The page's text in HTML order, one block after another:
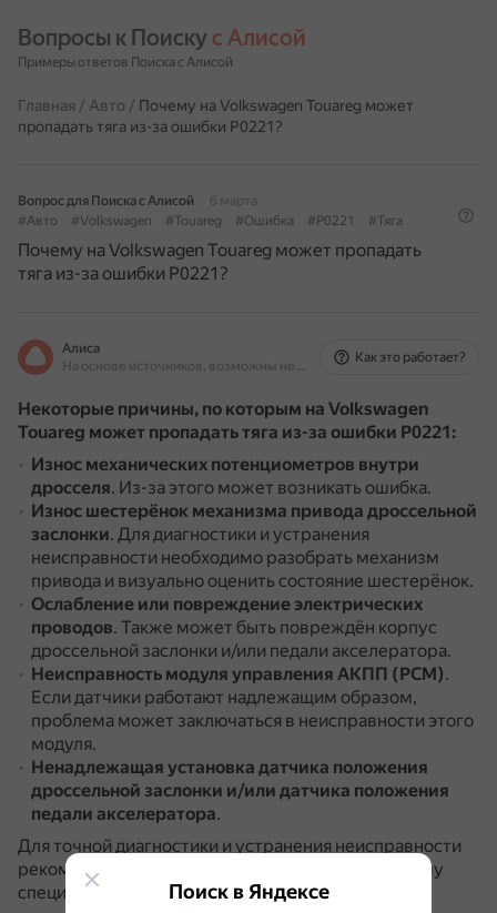
Вопросы к Поиску с Алисой
Примеры ответов Поиска с Алисой
Главная / Авто / Почему на Volkswagen Touareg может
пропадать тяга из-за ошибки Р0221?
Вопрос для Поиска с Алисой
6 марта
#Авто
#Volkswagen #Touareg #Ошибка #Р0221 #Тяга
Почему на Volkswagen Touareg может пропадать
тяга из-за ошибки Р0221?
Алиса
На основе источников, возможны неточности
Как это работает?
Некоторые причины, по которым на Volkswagen
Touareg может пропадать тяга из-за ошибки P0221:
Износ механических потенциометров внутри
дросселя. Из-за этого может возникать ошибка.
Износ шестерёнок механизма привода дроссельной
заслонки. Для диагностики и устранения
неисправности необходимо разобрать механизм
привода и визуально оценить состояние шестерёнок.
Ослабление или повреждение электрических
проводов. Также может быть повреждён корпус
дроссельной заслонки и/или педали акселератора.
Неисправность модуля управления АКПП (PCM).
Если датчики работают надлежащим образом,
проблема может заключаться в неисправности этого
модуля.
Ненадлежащая установка датчика положения
дроссельной заслонки и/или датчика положения
педали акселератора.
Для точной диагностики и устранения неисправности
рекомендуется обратиться к квалифицированному
специалисту.
Поиск в Яндексе